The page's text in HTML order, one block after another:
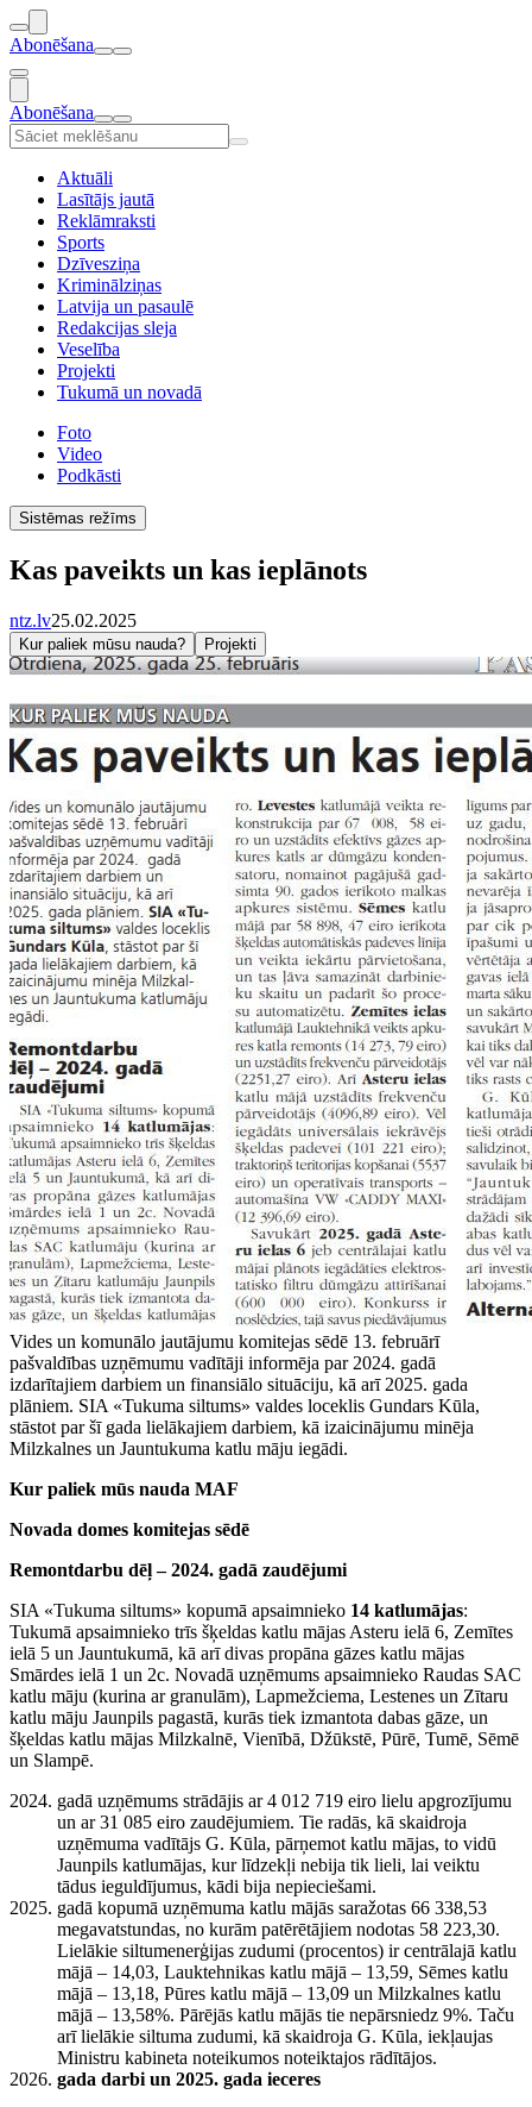
Abonēšana
Abonēšana
Aktuāli
Lasītājs jautā
Reklāmraksti
Sports
Dzīvesziņa
Kriminālziņas
Latvija un pasaulē
Redakcijas sleja
Veselība
Projekti
Tukumā un novadā
Foto
Video
Podkāsti
Sistēmas režīms
Kas paveikts un kas ieplānots
ntz.lv25.02.2025
Kur paliek mūsu nauda? Projekti
Vides un komunālo jautājumu komitejas sēdē 13. februārī
pašvaldības uzņēmumu vadītāji informēja par 2024. gadā
izdarītajiem darbiem un finansiālo situāciju, kā arī 2025. gada
plāniem. SIA «Tukuma siltums» valdes loceklis Gundars Kūla,
stāstot par šī gada lielākajiem darbiem, kā izaicinājumu minēja
Milzkalnes un Jauntukuma katlu māju iegādi.
Kur paliek mūs nauda MAF
Novada domes komitejas sēdē
Remontdarbu dēļ – 2024. gadā zaudējumi
SIA «Tukuma siltums» kopumā apsaimnieko 14 katlumājas:
Tukumā apsaimnieko trīs šķeldas katlu mājas Asteru ielā 6, Zemītes
ielā 5 un Jauntukumā, kā arī divas propāna gāzes katlu mājas
Smārdes ielā 1 un 2c. Novadā uzņēmums apsaimnieko Raudas SAC
katlu māju (kurina ar granulām), Lapmežciema, Lestenes un Zītaru
katlu māju Jaunpils pagastā, kurās tiek izmantota dabas gāze, un
šķeldas katlu mājas Milzkalnē, Vienībā, Džūkstē, Pūrē, Tumē, Sēmē
un Slampē.
gadā uzņēmums strādājis ar 4 012 719 eiro lielu apgrozījumu
un ar 31 085 eiro zaudējumiem. Tie radās, kā skaidroja
uzņēmuma vadītājs G. Kūla, pārņemot katlu mājas, to vidū
Jaunpils katlumājas, kur līdzekļi nebija tik lieli, lai veiktu
tādus ieguldījumus, kādi bija nepieciešami.
gadā kopumā uzņēmuma katlu mājās saražotas 66 338,53
megavatstundas, no kurām patērētājiem nodotas 58 223,30.
Lielākie siltumenerģijas zudumi (procentos) ir centrālajā katlu
mājā – 14,03, Lauktehnikas katlu mājā – 13,59, Sēmes katlu
mājā – 13,18, Pūres katlu mājā – 13,09 un Milzkalnes katlu
mājā – 13,58%. Pārējās katlu mājās tie nepārsniedz 9%. Taču
arī lielākie siltuma zudumi, kā skaidroja G. Kūla, iekļaujas
Ministru kabineta noteikumos noteiktajos rādītājos.
gada darbi un 2025. gada ieceres